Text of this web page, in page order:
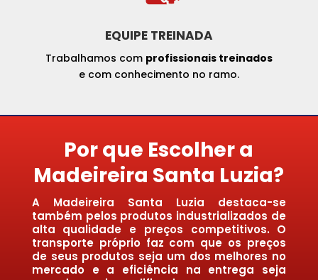
EQUIPE TREINADA
Trabalhamos com profissionais treinados
e com conhecimento no ramo.
Por que Escolher a
Madeireira Santa Luzia?
A Madeireira Santa Luzia destaca-se
também pelos produtos industrializados de
alta qualidade e preços competitivos. O
transporte próprio faz com que os preços
de seus produtos seja um dos melhores no
mercado e a eficiência na entrega seja